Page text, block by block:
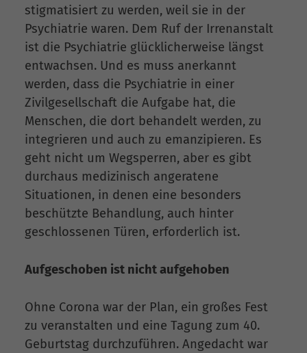
stigmatisiert zu werden, weil sie in der
Psychiatrie waren. Dem Ruf der Irrenanstalt
ist die Psychiatrie glücklicherweise längst
entwachsen. Und es muss anerkannt
werden, dass die Psychiatrie in einer
Zivilgesellschaft die Aufgabe hat, die
Menschen, die dort behandelt werden, zu
integrieren und auch zu emanzipieren. Es
geht nicht um Wegsperren, aber es gibt
durchaus medizinisch angeratene
Situationen, in denen eine besonders
beschützte Behandlung, auch hinter
geschlossenen Türen, erforderlich ist.
Aufgeschoben ist nicht aufgehoben
Ohne Corona war der Plan, ein großes Fest
zu veranstalten und eine Tagung zum 40.
Geburtstag durchzuführen. Angedacht war